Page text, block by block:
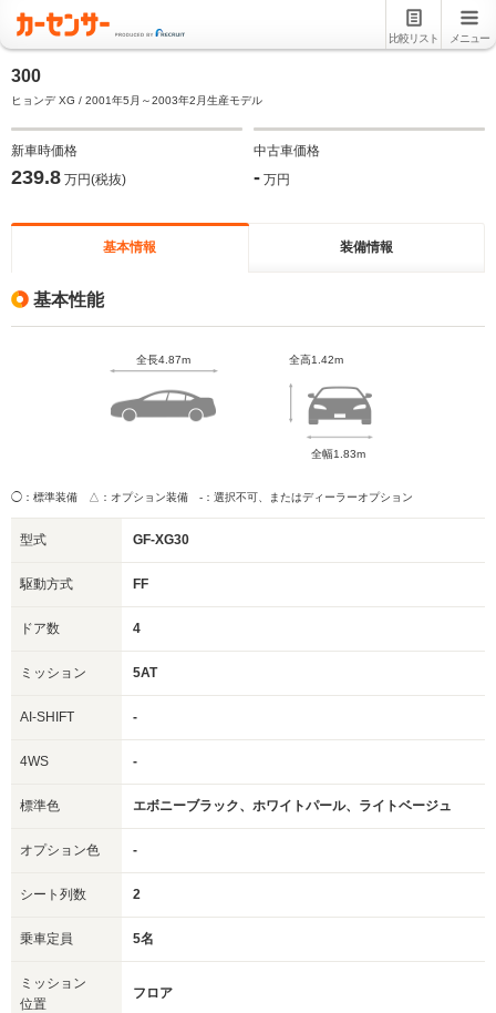
比較リスト メニュー
300
ヒョンデ XG / 2001年5月～2003年2月生産モデル
新車時価格
239.8 万円(税抜)
中古車価格
- 万円
基本情報 装備情報
基本性能
全長4.87m 全高1.42m
全幅1.83m
◯：標準装備 △：オプション装備 -：選択不可、またはディーラーオプション
型式 GF-XG30
駆動方式 FF
ドア数 4
ミッション 5AT
AI-SHIFT -
4WS -
標準色 エボニーブラック、ホワイトパール、ライトベージュ
オプション色 -
シート列数 2
乗車定員 5名
ミッション
位置
フロア